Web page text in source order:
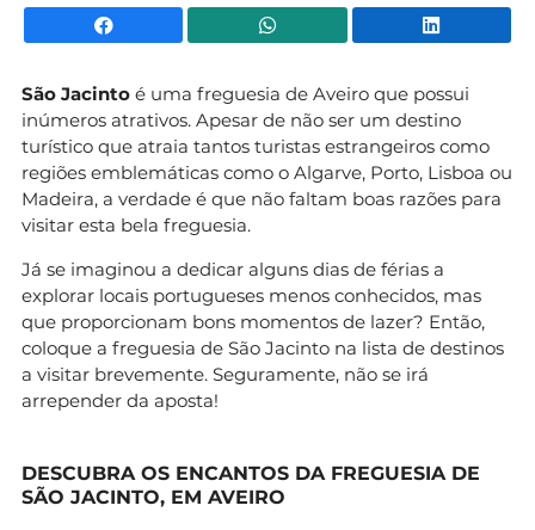
Facebook WhatsApp
São Jacinto é uma freguesia de Aveiro que possui
inúmeros atrativos. Apesar de não ser um destino
turístico que atraia tantos turistas estrangeiros como
regiões emblemáticas como o Algarve, Porto, Lisboa ou
Madeira, a verdade é que não faltam boas razões para
visitar esta bela freguesia.
Já se imaginou a dedicar alguns dias de férias a
explorar locais portugueses menos conhecidos, mas
que proporcionam bons momentos de lazer? Então,
coloque a freguesia de São Jacinto na lista de destinos
a visitar brevemente. Seguramente, não se irá
arrepender da aposta!
DESCUBRA OS ENCANTOS DA FREGUESIA DE
SÃO JACINTO, EM AVEIRO